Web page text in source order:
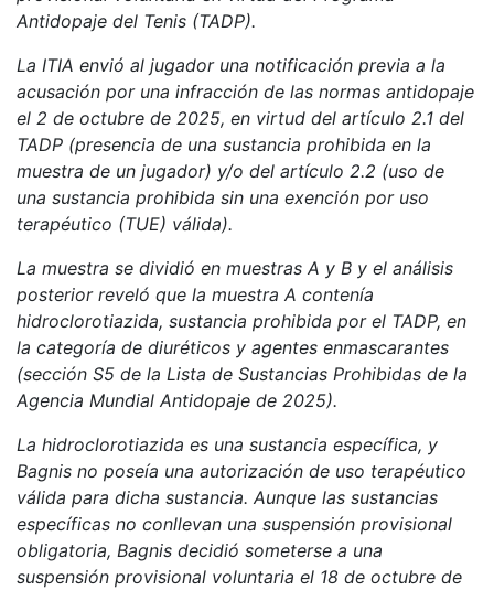
Antidopaje del Tenis (TADP).
La ITIA envió al jugador una notificación previa a la
acusación por una infracción de las normas antidopaje
el 2 de octubre de 2025, en virtud del artículo 2.1 del
TADP (presencia de una sustancia prohibida en la
muestra de un jugador) y/o del artículo 2.2 (uso de
una sustancia prohibida sin una exención por uso
terapéutico (TUE) válida).
La muestra se dividió en muestras A y B y el análisis
posterior reveló que la muestra A contenía
hidroclorotiazida, sustancia prohibida por el TADP, en
la categoría de diuréticos y agentes enmascarantes
(sección S5 de la Lista de Sustancias Prohibidas de la
Agencia Mundial Antidopaje de 2025).
La hidroclorotiazida es una sustancia específica, y
Bagnis no poseía una autorización de uso terapéutico
válida para dicha sustancia. Aunque las sustancias
específicas no conllevan una suspensión provisional
obligatoria, Bagnis decidió someterse a una
suspensión provisional voluntaria el 18 de octubre de